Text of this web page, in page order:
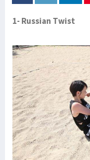
1- Russian Twist